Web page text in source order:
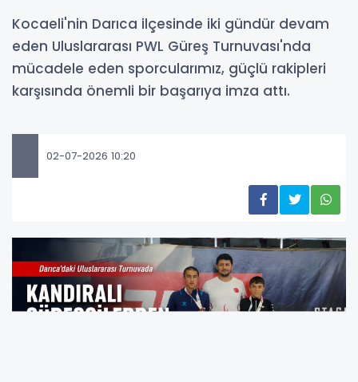
Kocaeli'nin Darıca ilçesinde iki gündür devam
eden Uluslararası PWL Güreş Turnuvası'nda
mücadele eden sporcularımız, güçlü rakipleri
karşısında önemli bir başarıya imza attı.
02-07-2026 10:20